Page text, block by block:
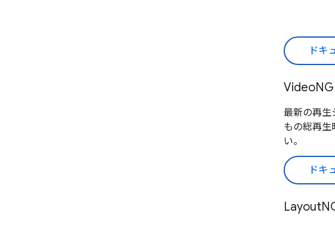
ドキ
VideoNG
最新の再生
もの総再生
い。
ドキ